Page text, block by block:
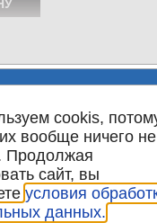
карточка
cookis,
вообще ничего не
Продолжая
сайт, вы
условия
данных.